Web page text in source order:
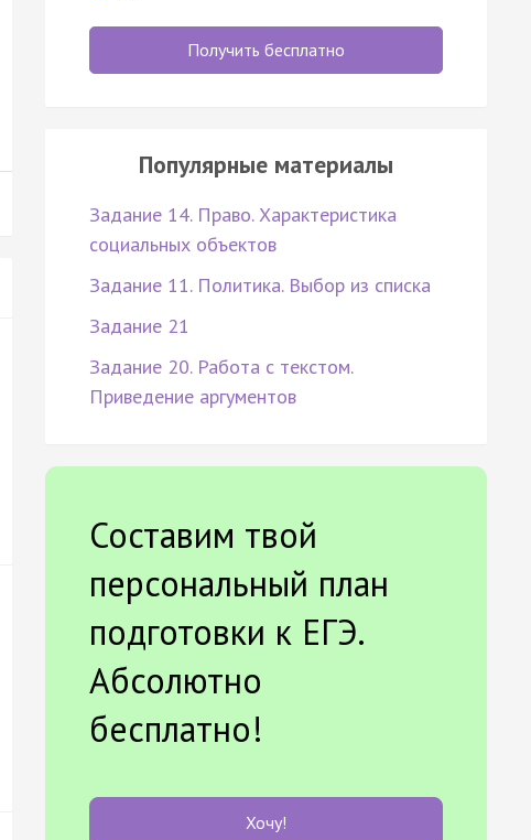
Получить бесплатно
Популярные материалы
Задание 14. Право. Характеристика
социальных объектов
Задание 11. Политика. Выбор из списка
Задание 21
Задание 20. Работа с текстом.
Приведение аргументов
Составим твой
персональный план
подготовки к ЕГЭ.
Абсолютно
бесплатно!
Хочу!